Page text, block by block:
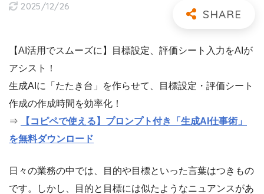
2025/12/26
【AI活用でスムーズに】目標設定、評価シート入力をAIが
アシスト！
生成AIに「たたき台」を作らせて、目標設定・評価シート
作成の作成時間を効率化！
⇒
【コピペで使える】プロンプト付き「生成AI仕事術」
を無料ダウンロード
日々の業務の中では、目的や目標といった言葉はつきもの
です。しかし、目的と目標には似たようなニュアンスがあ